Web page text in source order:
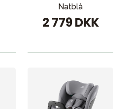
Natblå
2 779 DKK